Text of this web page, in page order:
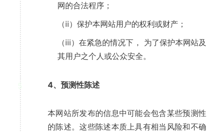
网的合法程序；
（ii）保护本网站用户的权利或财产；
（iii）在紧急的情况下， 为了保护本网站及
其用户之个人或公众安全。
5 4、预测性陈述
本网站所发布的信息中可能会包含某些预测性
的陈述。这些陈述本质上具有相当风险和不确